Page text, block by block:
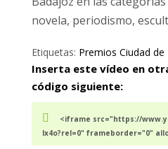
novela, periodismo,
Etiquetas: Premios Ciudad
Inserta este vídeo en
código siguiente:
<iframe src="https://
lx4o?rel=0" frameborder="0"